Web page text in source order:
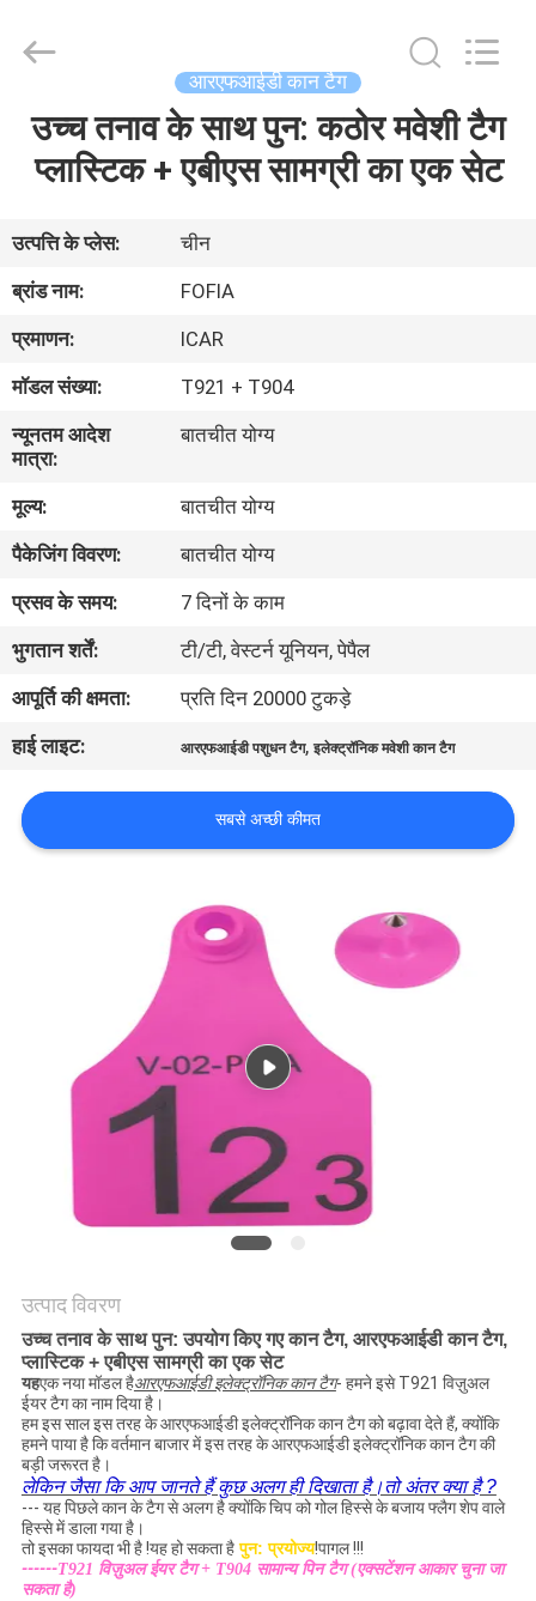
घर
वीडियो
हमारे
बारे
में
कारखाना
भ्रमण
गुणवत्ता
नियंत्रण
संपर्क
करें
विनती
साइटमैप
POLICY
आरएफआईडी कान टैग
उच्च तनाव के साथ पुन: कठोर मवेशी टैग
प्लास्टिक + एबीएस सामग्री का एक सेट
उत्पत्ति के प्लेस:
चीन
ब्रांड नाम:
FOFIA
प्रमाणन:
ICAR
मॉडल संख्या:
T921 + T904
न्यूनतम आदेश
मात्रा:
बातचीत योग्य
मूल्य:
बातचीत योग्य
पैकेजिंग विवरण:
बातचीत योग्य
प्रसव के समय:
7 दिनों के काम
भुगतान शर्तें:
टी/टी, वेस्टर्न यूनियन, पेपैल
आपूर्ति की क्षमता:
प्रति दिन 20000 टुकड़े
हाई लाइट:
आरएफआईडी पशुधन टैग,इलेक्ट्रॉनिक मवेशी कान टैग
सबसे अच्छी कीमत
उत्पाद विवरण
उच्च तनाव के साथ पुन: उपयोग किए गए कान टैग, आरएफआईडी कान टैग,
प्लास्टिक + एबीएस सामग्री का एक सेट
यहएक नया मॉडल हैआरएफआईडी इलेक्ट्रॉनिक कान टैग- हमने इसे T921 विज़ुअल
ईयर टैग का नाम दिया है।
हम इस साल इस तरह के आरएफआईडी इलेक्ट्रॉनिक कान टैग को बढ़ावा देते हैं, क्योंकि
हमने पाया है कि वर्तमान बाजार में इस तरह के आरएफआईडी इलेक्ट्रॉनिक कान टैग की
बड़ी जरूरत है।
लेकिन जैसा कि आप जानते हैं कुछ अलग ही दिखाता है।तो अंतर क्या है ?
--- यह पिछले कान के टैग से अलग है क्योंकि चिप को गोल हिस्से के बजाय फ्लैग शेप वाले
हिस्से में डाला गया है।
तो इसका फायदा भी है !यह हो सकता है पुन: प्रयोज्य!पागल !!!
------T921 विज़ुअल ईयर टैग + T904 सामान्य पिन टैग (एक्सटेंशन आकार चुना जा
सकता है)